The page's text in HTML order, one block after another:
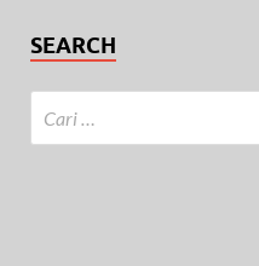
SEARCH